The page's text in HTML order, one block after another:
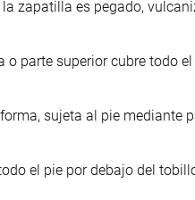
zapatilla es pegado,
parte superior cubre todo
sujeta al pie mediante
el pie por debajo del